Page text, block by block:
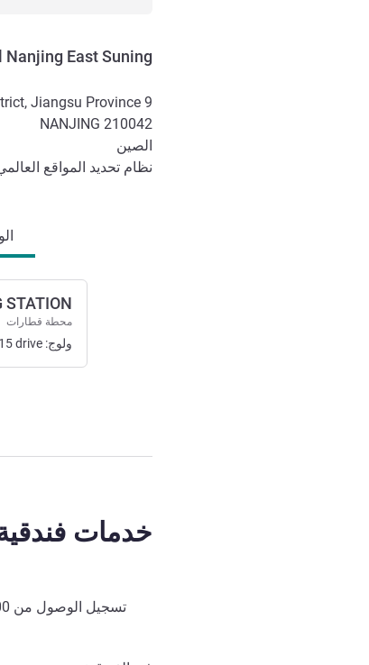
Nanjing East Suning
9 Suning Road, Xuanwu District, Jiangsu Province
210042
NANJING
الصين
نظام تحديد المواقع
STATION
محطة قطارات
ولوج: 15drive
خدمات
تسجيل الوصول من